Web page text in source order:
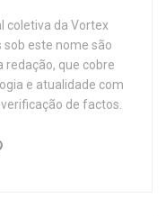
coletiva da Vortex
sob este nome são
redação, que cobre
e atualidade com
de factos.